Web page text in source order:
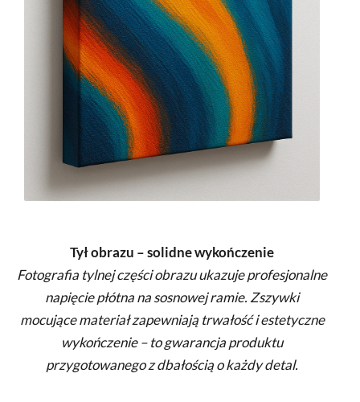
Tył obrazu – solidne wykończenie
Fotografia tylnej części obrazu ukazuje profesjonalne
napięcie płótna na sosnowej ramie. Zszywki
mocujące materiał zapewniają trwałość i estetyczne
wykończenie – to gwarancja produktu
przygotowanego z dbałością o każdy detal.